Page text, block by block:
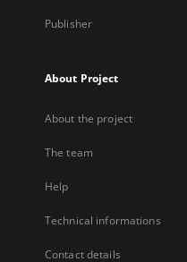
Publisher
About Project
About the project
The team
Help
Technical informations
Contact details